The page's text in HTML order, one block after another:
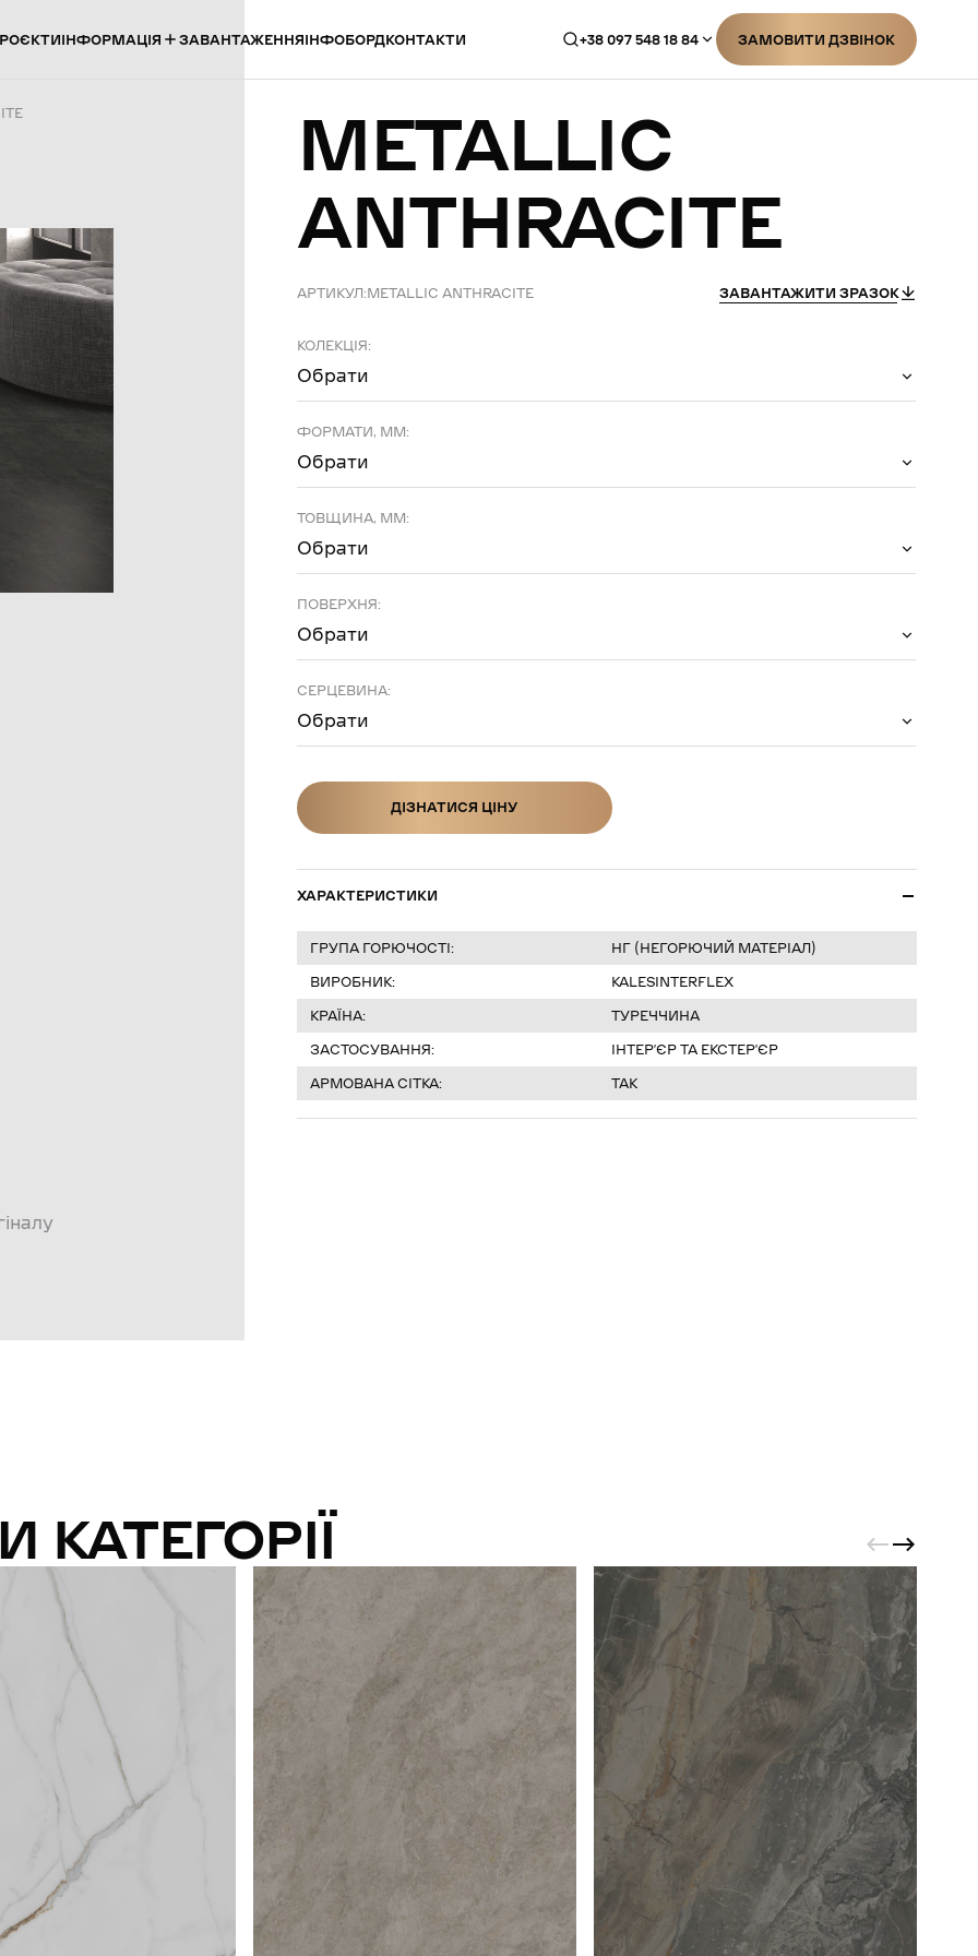
ІНФОРМАЦІЯ ЗАВАНТАЖЕННЯІНФОБОРДКОНТАКТИ +38 097 548 18 84 ЗАМОВИТИ ДЗВІНОК
METALLIC
ANTHRACITE
АРТИКУЛ:METALLIC ANTHRACITE ЗАВАНТАЖИТИ ЗРАЗОК
КОЛЕКЦІЯ:
Обрати
ФОРМАТИ, ММ:
Обрати
ТОВЩИНА, ММ:
Обрати
ПОВЕРХНЯ:
Обрати
СЕРЦЕВИНА:
Обрати
ДІЗНАТИСЯ ЦІНУ
ХАРАКТЕРИСТИКИ
ГРУПА ГОРЮЧОСТІ:
НГ (НЕГОРЮЧИЙ МАТЕРІАЛ)
ВИРОБНИК:
KALESINTERFLEX
КРАЇНА:
ТУРЕЧЧИНА
ЗАСТОСУВАННЯ:
ІНТЕРʼЄР ТА ЕКСТЕРʼЄР
АРМОВАНА СІТКА:
ТАК
КАТЕГОРІЇ